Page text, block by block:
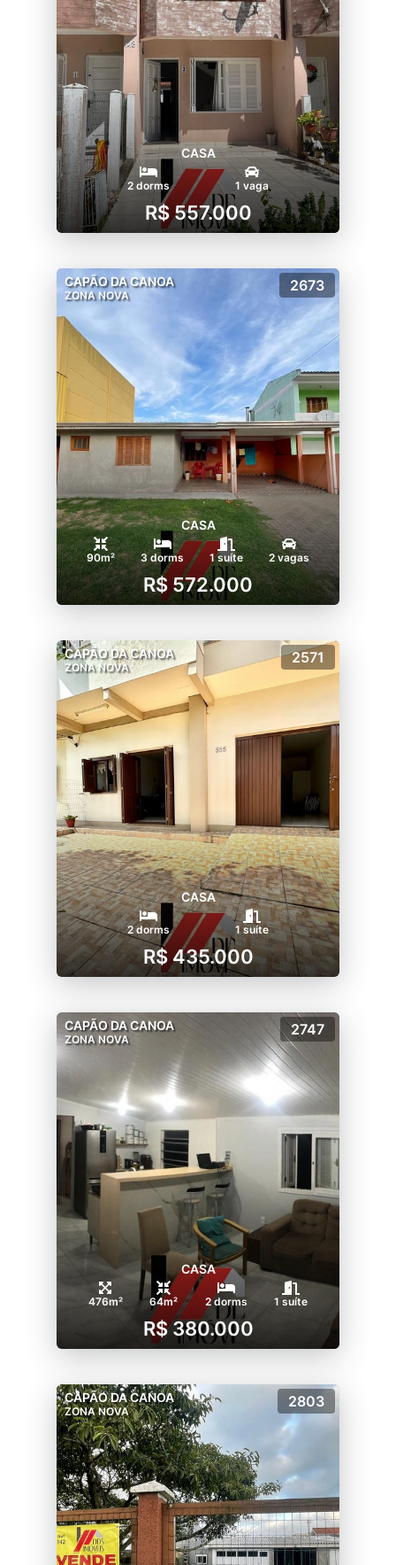
CASA
2 dorms 1 vaga
R$ 557.000
CAPÃO DA CANOA
ZONA NOVA
2673
CASA
90m² 3 dorms 1 suíte 2 vagas
R$ 572.000
CAPÃO DA CANOA
ZONA NOVA
2571
CASA
2 dorms 1 suíte
R$ 435.000
CAPÃO DA CANOA
ZONA NOVA
2747
CASA
476m² 64m² 2 dorms 1 suíte
R$ 380.000
CAPÃO DA CANOA
ZONA NOVA
2803